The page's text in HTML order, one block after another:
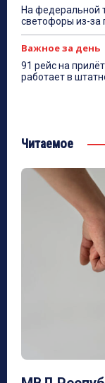
На федеральной
светофоры из-за
Важное за день
91 рейс на
работает в
Читаемое